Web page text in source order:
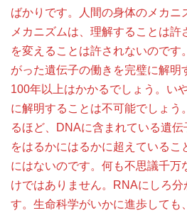
ばかりです。人間の身体のメカニ
メカニズムは、理解することは許
を変えることは許されないのです
がった遺伝子の働きを完璧に解明
100年以上はかかるでしょう。い
に解明することは不可能でしょう
るほど、DNAに含まれている遺
をはるかにはるかに超えているこ
にはないのです。何も不思議千万
けではありません。RNAにしろ
す。生命科学がいかに進歩しても